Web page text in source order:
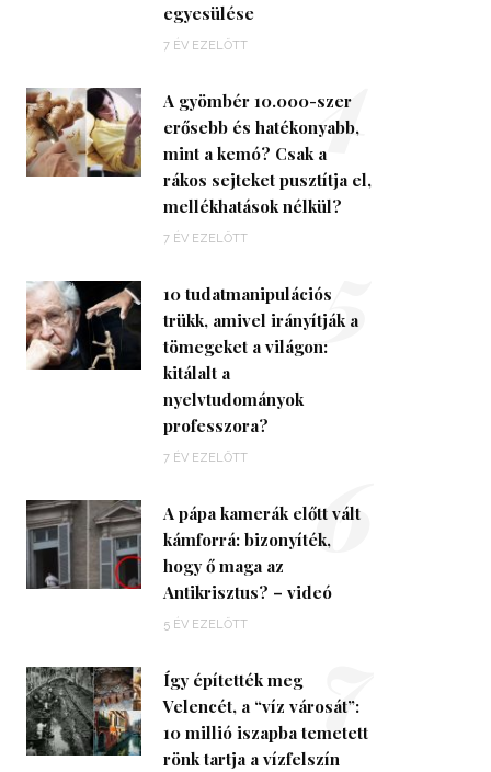
egyesülése
7 ÉV EZELŐTT
A gyömbér 10.000-szer
erősebb és hatékonyabb,
mint a kemó? Csak a
rákos sejteket pusztítja el,
mellékhatások nélkül?
7 ÉV EZELŐTT
4
10 tudatmanipulációs
trükk, amivel irányítják a
tömegeket a világon:
kitálalt a
nyelvtudományok
professzora?
7 ÉV EZELŐTT
5
A pápa kamerák előtt vált
kámforrá: bizonyíték,
hogy ő maga az
Antikrisztus? – videó
5 ÉV EZELŐTT
6
Így építették meg
Velencét, a “víz városát”:
10 millió iszapba temetett
rönk tartja a vízfelszín
7